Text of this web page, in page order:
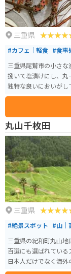
三重県
#カフェ｜軽食 #食事
三重県尾鷲市の小さ
捌いて塩漬けにし、丸
独特な良いにおいがし
丸山千枚田
三重県
#絶景スポット #山｜
三重県の紀和町丸山
百選にも選ばれている
日本人だけでなく海
中をしっかり感じら